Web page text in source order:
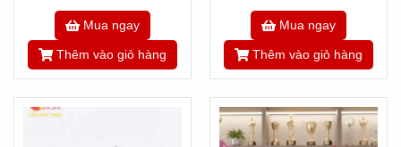
Mua ngay
Thêm vào giỏ hàng
Mua ngay
Thêm vào giỏ hàng